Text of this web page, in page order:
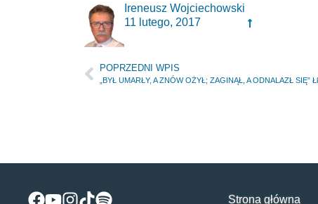
Ireneusz Wojciechowski
11 lutego, 2017
POPRZEDNI WPIS
„BYŁ UMARŁY, A ZNÓW OŻYŁ; ZAGINĄŁ, A ODNALAZŁ SIĘ”
Strona główna